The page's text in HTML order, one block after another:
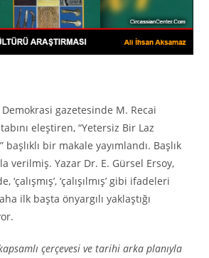
gazetesinde M. Recai
eleştiren, “Yetersiz Bir Laz
başlıklı bir makale yayımlandı. Başlık
verilmiş. Yazar Dr. E. Gürsel Ersoy,
‘çalışılmış’ gibi ifadeleri
ilk başta önyargılı yaklaştığı
çerçevesi ve tarihi arka planıyla